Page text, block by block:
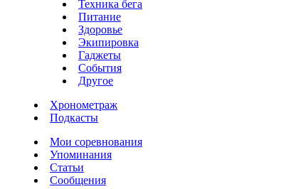
Техника бега
Питание
Здоровье
Экипировка
Гаджеты
События
Другое
Хронометраж
Подкасты
Мои соревнования
Упоминания
Статьи
Сообщения